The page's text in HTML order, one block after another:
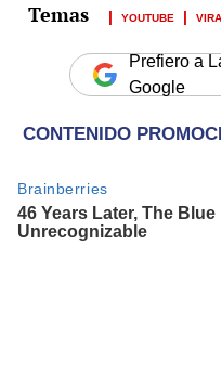
YOUTUBE
Prefiero a
Google